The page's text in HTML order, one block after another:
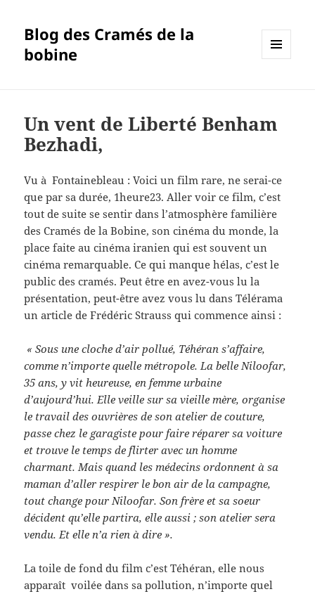
Blog des Cramés de la
bobine
Un vent de Liberté Benham
Bezhadi,
Vu à Fontainebleau : Voici un film rare, ne serai-ce
que par sa durée, 1heure23. Aller voir ce film, c’est
tout de suite se sentir dans l’atmosphère familière
des Cramés de la Bobine, son cinéma du monde, la
place faite au cinéma iranien qui est souvent un
cinéma remarquable. Ce qui manque hélas, c’est le
public des cramés. Peut être en avez-vous lu la
présentation, peut-être avez vous lu dans Télérama
un article de Frédéric Strauss qui commence ainsi :
« Sous une cloche d’air pollué, Téhéran s’affaire,
comme n’importe quelle métropole. La belle Niloofar,
35 ans, y vit heureuse, en femme urbaine
d’aujourd’hui. Elle veille sur sa vieille mère, organise
le travail des ouvrières de son atelier de couture,
passe chez le garagiste pour faire réparer sa voiture
et trouve le temps de flirter avec un homme
charmant. Mais quand les médecins ordonnent à sa
maman d’aller respirer le bon air de la campagne,
tout change pour Niloofar. Son frère et sa soeur
décident qu’elle partira, elle aussi ; son atelier sera
vendu. Et elle n’a rien à dire ».
La toile de fond du film c’est Téhéran, elle nous
apparaît voilée dans sa pollution, n’importe quel